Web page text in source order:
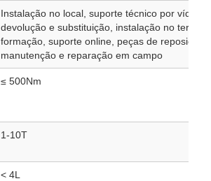
Instalação no local, suporte técnico por vídeo,
devolução e substituição, instalação no
formação, suporte online, peças de reposição
manutenção e reparação em campo
≤ 500Nm
1-10T
< 4L